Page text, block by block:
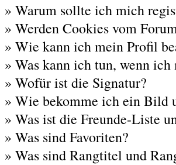
» Warum sollte ich mich
» Werden Cookies vom
» Wie kann ich mein Profil
» Was kann ich tun, wenn ich
» Wofür ist die Signatur?
» Wie bekomme ich ein Bild
» Was ist die Freunde-Liste
» Was sind Favoriten?
» Was sind Rangtitel und